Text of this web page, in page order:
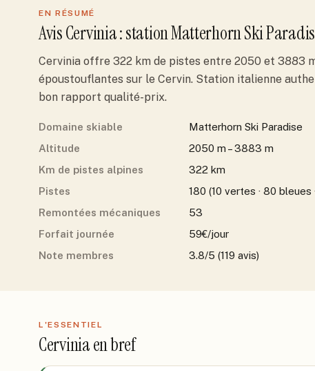
EN RÉSUMÉ
AvisCervinia: stationMatterhorn Ski
Cervinia offre 322 km de pistes entre 2050 et 3883
époustouflantes sur le Cervin. Station italienne
bon rapport qualité-prix.
Domaine skiable
Matterhorn Ski Paradise
Altitude
2050 m – 3883 m
Km de pistes alpines
322 km
Pistes
180 (10 vertes · 80 bleues
Remontées mécaniques
53
Forfait journée
59€/jour
Note membres
3.8/5 (119 avis)
L'ESSENTIEL
Cerviniaen bref